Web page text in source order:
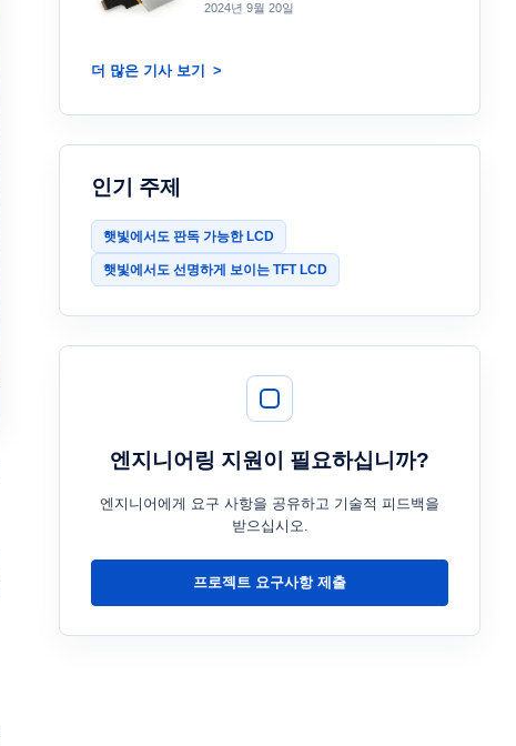
2024년 9월 20일
더 많은 기사 보기
인기 주제
햇빛에서도 판독 가능한 LCD
햇빛에서도 선명하게 보이는 TFT LCD
엔지니어링 지원이 필요하십니까?
엔지니어에게 요구 사항을 공유하고 기술적 피드백을
받으십시오.
프로젝트 요구사항 제출